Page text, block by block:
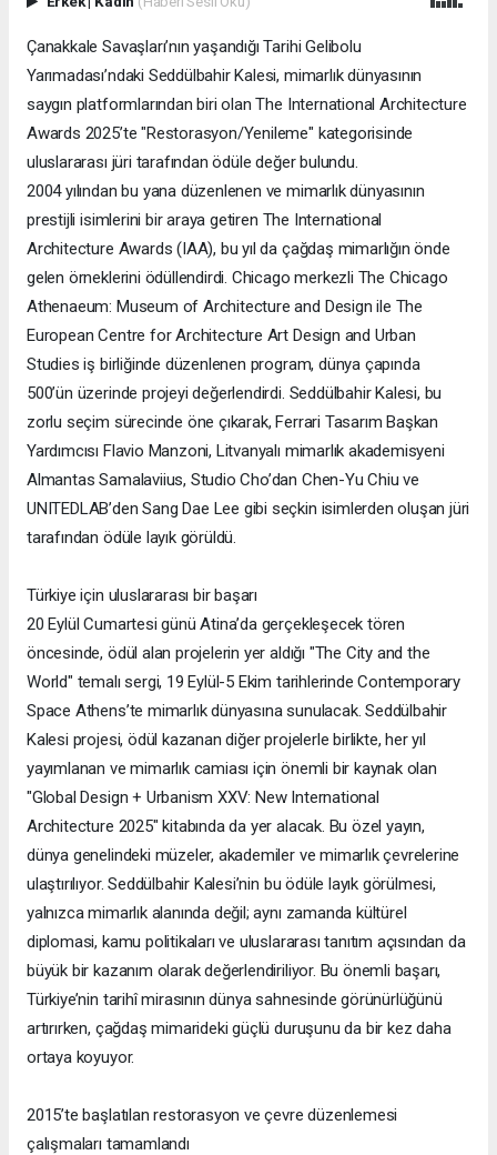
Çanakkale Savaşları’nın yaşandığı Tarihi Gelibolu
Yarımadası’ndaki Seddülbahir Kalesi, mimarlık dünyasının
saygın platformlarından biri olan The International Architecture
Awards 2025’te "Restorasyon/Yenileme" kategorisinde
uluslararası jüri tarafından ödüle değer bulundu.
2004 yılından bu yana düzenlenen ve mimarlık dünyasının
prestijli isimlerini bir araya getiren The International
Architecture Awards (IAA), bu yıl da çağdaş mimarlığın önde
gelen örneklerini ödüllendirdi. Chicago merkezli The Chicago
Athenaeum: Museum of Architecture and Design ile The
European Centre for Architecture Art Design and Urban
Studies iş birliğinde düzenlenen program, dünya çapında
500’ün üzerinde projeyi değerlendirdi. Seddülbahir Kalesi, bu
zorlu seçim sürecinde öne çıkarak, Ferrari Tasarım Başkan
Yardımcısı Flavio Manzoni, Litvanyalı mimarlık akademisyeni
Almantas Samalaviius, Studio Cho’dan Chen-Yu Chiu ve
UNITEDLAB’den Sang Dae Lee gibi seçkin isimlerden oluşan jüri
tarafından ödüle layık görüldü.
Türkiye için uluslararası bir başarı
20 Eylül Cumartesi günü Atina’da gerçekleşecek tören
öncesinde, ödül alan projelerin yer aldığı "The City and the
World" temalı sergi, 19 Eylül-5 Ekim tarihlerinde Contemporary
Space Athens’te mimarlık dünyasına sunulacak. Seddülbahir
Kalesi projesi, ödül kazanan diğer projelerle birlikte, her yıl
yayımlanan ve mimarlık camiası için önemli bir kaynak olan
"Global Design + Urbanism XXV: New International
Architecture 2025" kitabında da yer alacak. Bu özel yayın,
dünya genelindeki müzeler, akademiler ve mimarlık çevrelerine
ulaştırılıyor. Seddülbahir Kalesi’nin bu ödüle layık görülmesi,
yalnızca mimarlık alanında değil; aynı zamanda kültürel
diplomasi, kamu politikaları ve uluslararası tanıtım açısından da
büyük bir kazanım olarak değerlendiriliyor. Bu önemli başarı,
Türkiye’nin tarihî mirasının dünya sahnesinde görünürlüğünü
artırırken, çağdaş mimarideki güçlü duruşunu da bir kez daha
ortaya koyuyor.
2015’te başlatılan restorasyon ve çevre düzenlemesi
çalışmaları tamamlandı